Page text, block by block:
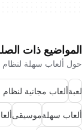
المواضيع ذات
حول ألعاب سهلة لنظام
لعبةألعاب مجانية لنظام
ألعاب سهلةموسيقى